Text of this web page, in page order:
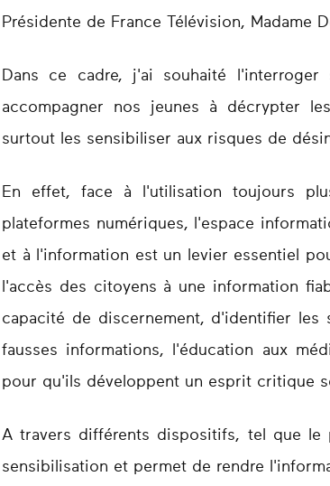
Présidente de France Télévision, Madame
Dans ce cadre, j'ai souhaité
accompagner nos jeunes à décrypter
surtout les sensibiliser aux risques de
En effet, face à l'utilisation toujours
plateformes numériques, l'espace
et à l'information est un levier essentiel
l'accès des citoyens à une information
capacité de discernement, d'identifier les
fausses informations, l'éducation aux
pour qu'ils développent un esprit critique
A travers différents dispositifs, tel que le
sensibilisation et permet de rendre